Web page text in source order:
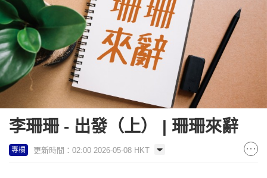
李珊珊 - 出發（上） | 珊珊來辭
專欄 更新時間：02:00 2026-05-08 HKT